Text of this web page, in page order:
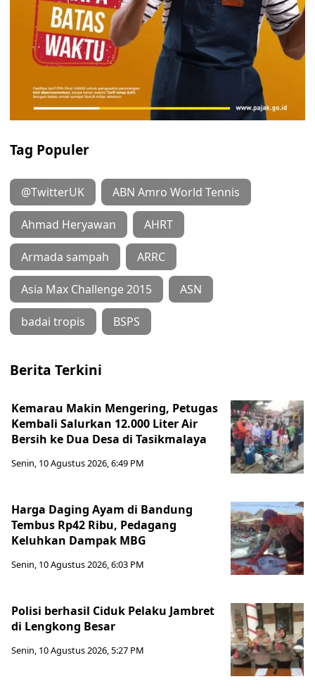
Tag Populer
@TwitterUK ABN Amro World Tennis
Ahmad Heryawan AHRT
Armada sampah ARRC
Asia Max Challenge 2015 ASN
badai tropis BSPS
Berita Terkini
Kemarau Makin Mengering, Petugas
Kembali Salurkan 12.000 Liter Air
Bersih ke Dua Desa di Tasikmalaya
Senin, 10 Agustus 2026, 6:49 PM
Harga Daging Ayam di Bandung
Tembus Rp42 Ribu, Pedagang
Keluhkan Dampak MBG
Senin, 10 Agustus 2026, 6:03 PM
Polisi berhasil Ciduk Pelaku Jambret
di Lengkong Besar
Senin, 10 Agustus 2026, 5:27 PM